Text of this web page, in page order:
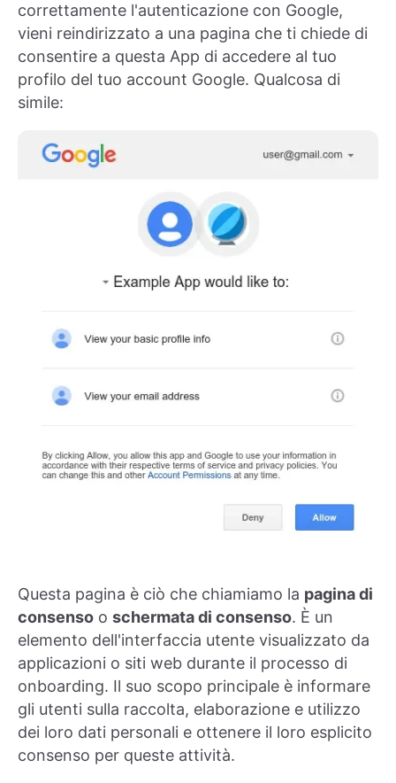
correttamente l'autenticazione con Google,
vieni reindirizzato a una pagina che ti chiede di
consentire a questa App di accedere al tuo
profilo del tuo account Google. Qualcosa di
simile:
Questa pagina è ciò che chiamiamo la pagina di
consenso o schermata di consenso. È un
elemento dell'interfaccia utente visualizzato da
applicazioni o siti web durante il processo di
onboarding. Il suo scopo principale è informare
gli utenti sulla raccolta, elaborazione e utilizzo
dei loro dati personali e ottenere il loro esplicito
consenso per queste attività.